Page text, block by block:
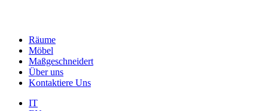
Räume
Möbel
Maßgeschneidert
Über uns
Kontaktiere Uns
IT